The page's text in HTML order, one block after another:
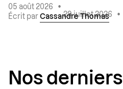
05 août 2026
•
Écrit par Cassandre Thomas
29 juillet 2026 •
Nos derniers